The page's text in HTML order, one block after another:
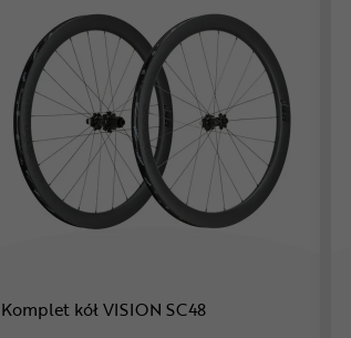
Komplet kół VISION SC48